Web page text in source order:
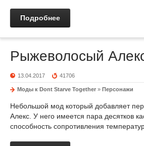
Подробнее
Рыжеволосый
13.04.2017 41706
Моды к Dont Starve Together » Персонажи
Небольшой мод который добавляет
Алекс. У него имеется пара десятков
способность сопротивления